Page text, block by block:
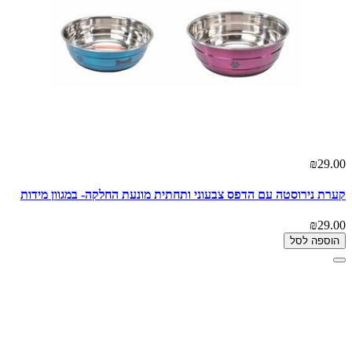
₪29.00
קערת נירוסטה עם הדפס צבעוני ותחתית מונעת החלקה- במגוון מידות
₪29.00
הוספה לסל